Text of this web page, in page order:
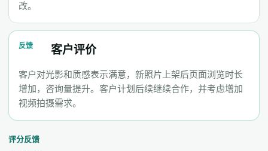
改。
反馈 客户评价
客户对光影和质感表示满意，新照片上架后页面浏览时长
增加，咨询量提升。客户计划后续继续合作，并考虑增加
视频拍摄需求。
评分反馈